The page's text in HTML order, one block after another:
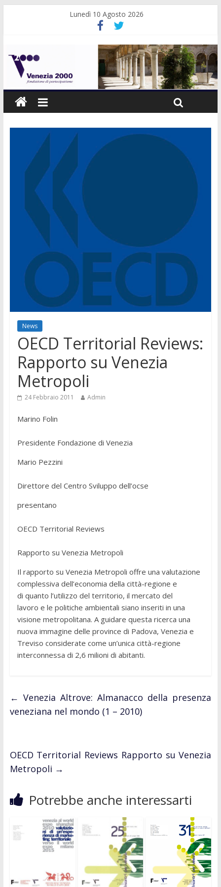
Lunedì 10 Agosto 2026
News
OECD Territorial Reviews:
Rapporto su Venezia
Metropoli
24 Febbraio 2011 Admin
Marino Folin
Presidente Fondazione di Venezia
Mario Pezzini
Direttore del Centro Sviluppo dell’ocse
presentano
OECD Territorial Reviews
Rapporto su Venezia Metropoli
Il rapporto su Venezia Metropoli offre una valutazione
complessiva dell’economia della città-regione e
di quanto l’utilizzo del territorio, il mercato del
lavoro e le politiche ambientali siano inseriti in una
visione metropolitana. A guidare questa ricerca una
nuova immagine delle province di Padova, Venezia e
Treviso considerate come un’unica città-regione
interconnessa di 2,6 milioni di abitanti.
← Venezia Altrove: Almanacco della presenza
veneziana nel mondo (1 – 2010)
OECD Territorial Reviews Rapporto su Venezia
Metropoli →
Potrebbe anche interessarti